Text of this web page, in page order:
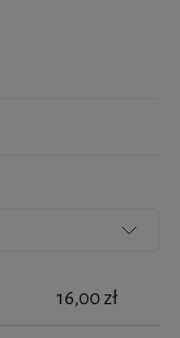
16,00 zł